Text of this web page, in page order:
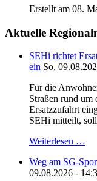
Erstellt am 08.
Aktuelle
SEHi richtet
ein So,
Für die
Straßen rund um
Ersatzzufahrt
SEHi mitteilt,
Weiterlesen …
Weg am SG-
09.08.2026 -